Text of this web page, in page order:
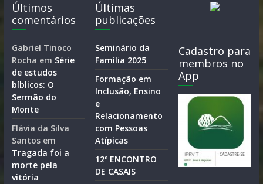
Últimos
comentários
Gabriel Tinoco
Rocha em Série
de estudos
bíblicos: O
Sermão do
Monte
Flávia da Silva
Santosem
Tragada foi a
morte pela
vitória
Últimas
publicações
Seminário da
Família 2025
Formação em
Inclusão, Ensino
e
Relacionamento
com Pessoas
Atípicas
12º ENCONTRO
DE CASAIS
Cadastro para
membros no
App